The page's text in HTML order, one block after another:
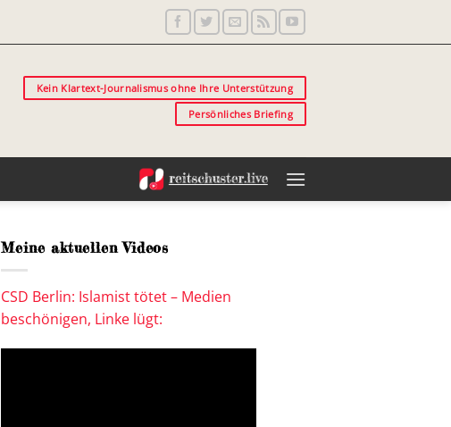
Kein Klartext-Journalismus ohne Ihre Unterstützung
Persönliches Briefing
Meine aktuellen Videos
CSD Berlin: Islamist tötet – Medien
beschönigen, Linke lügt: